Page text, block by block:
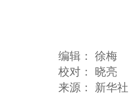
编辑： 徐梅
校对： 晓亮